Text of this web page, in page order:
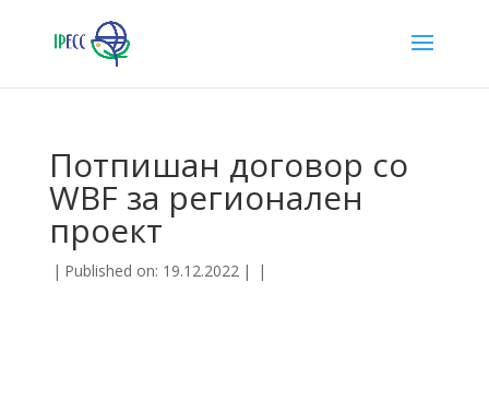
Потпишан договор со
WBF за регионален
проект
| Published on: 19.12.2022 | |